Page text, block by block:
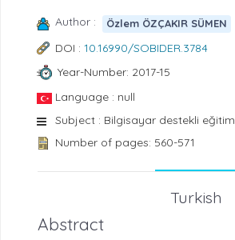
Author : Özlem ÖZÇAKIR SÜMEN
DOI : 10.16990/SOBIDER.3784
Year-Number: 2017-15
Language : null
Subject : Bilgisayar destekli eğitim
Number of pages: 560-571
Turkish
Abstract